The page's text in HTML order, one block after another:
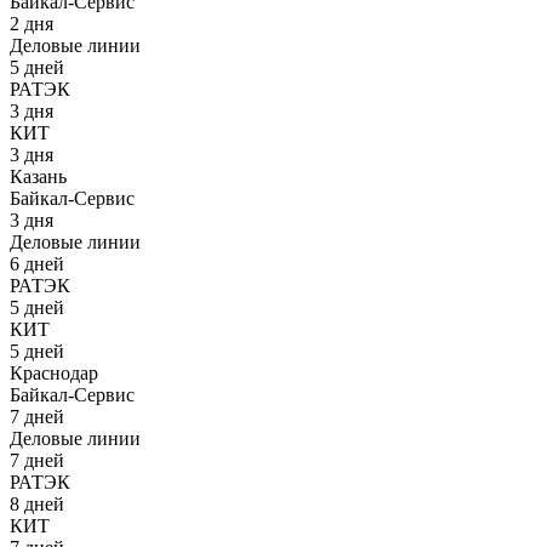
2 дня
Деловые линии
5 дней
РАТЭК
3 дня
КИТ
3 дня
Казань
Байкал-Сервис
3 дня
Деловые линии
6 дней
РАТЭК
5 дней
КИТ
5 дней
Краснодар
Байкал-Сервис
7 дней
Деловые линии
7 дней
РАТЭК
8 дней
КИТ